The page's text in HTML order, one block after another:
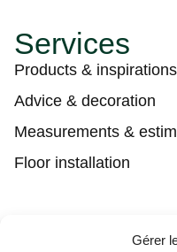
Gérer
Services
Products & inspirations
Advice & decoration
Measurements &
Floor installation